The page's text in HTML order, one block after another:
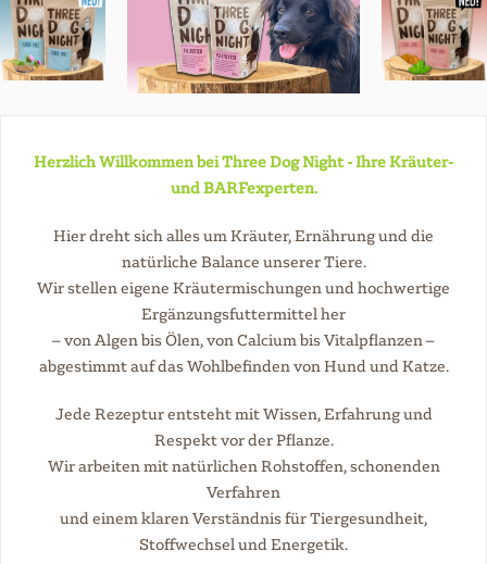
Herzlich Willkommen bei Three Dog Night - Ihre Kräuter-
und BARFexperten.
Hier dreht sich alles um Kräuter, Ernährung und die
natürliche Balance unserer Tiere.
Wir stellen eigene Kräutermischungen und hochwertige
Ergänzungsfuttermittel her
– von Algen bis Ölen, von Calcium bis Vitalpflanzen –
abgestimmt auf das Wohlbefinden von Hund und Katze.
Jede Rezeptur entsteht mit Wissen, Erfahrung und
Respekt vor der Pflanze.
Wir arbeiten mit natürlichen Rohstoffen, schonenden
Verfahren
und einem klaren Verständnis für Tiergesundheit,
Stoffwechsel und Energetik.